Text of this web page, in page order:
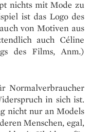
nichts mit Mode zu
ist das Logo des
von Motiven aus
auch Céline
des Films, Anm.)
Normalverbraucher
in sich ist.
nicht nur an Models
Menschen, egal,